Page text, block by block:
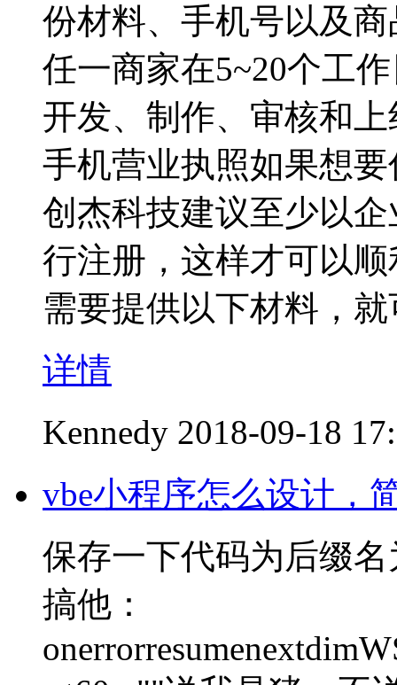
份材料、手机号以及
任一商家在5~20个工
开发、制作、审核和
手机营业执照如果想
创杰科技建议至少以
行注册，这样才可以
需要提供以下材料，
详情
Kennedy 2018-09-18
vbe小程序怎么设计，
保存一下代码为后缀
搞他：